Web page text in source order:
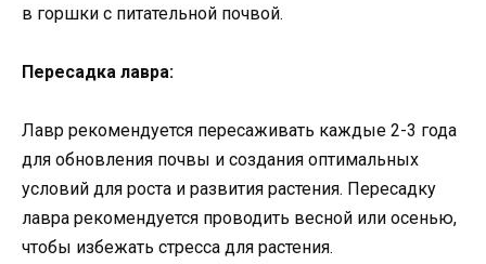
в горшки с питательной почвой.
Пересадка лавра:
Лавр рекомендуется пересаживать каждые 2-3 года
для обновления почвы и создания оптимальных
условий для роста и развития растения. Пересадку
лавра рекомендуется проводить весной или осенью,
чтобы избежать стресса для растения.